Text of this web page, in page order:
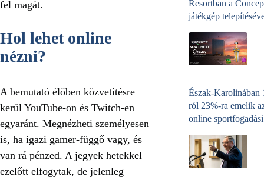
fel magát.
Hol lehet online
nézni?
A bemutató élőben közvetítésre
kerül YouTube-on és Twitch-en
egyaránt. Megnézheti személyesen
is, ha igazi gamer-függő vagy, és
van rá pénzed. A jegyek hetekkel
ezelőtt elfogytak, de jelenleg
Resortban a
játékgép
Észak-Karolinában
ról 23%-ra emelik
online